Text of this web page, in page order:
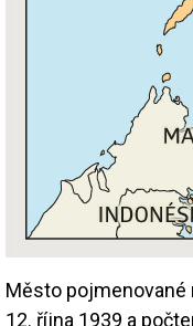
Město pojmenované
12. října 1939 a